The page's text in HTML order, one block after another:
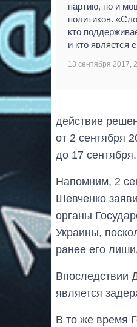
партию, но и
политиков.
кто
и кто является
13 сентября 2017,
действие
от 2 сентября
до 17 сентября.
Напомним, 2
Шевченко
органы
Украины,
ранее его
Впоследствии
является
В то же время